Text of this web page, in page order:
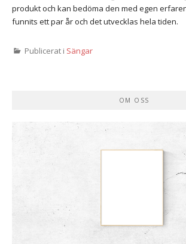
produkt och kan bedöma den med egen
funnits ett par år och det utvecklas hela tiden.
Publicerat i Sängar
OM OSS